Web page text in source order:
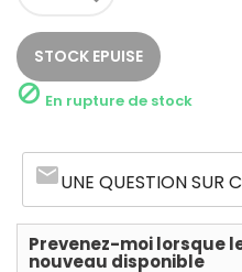
STOCK EPUISE
 En rupture de stock
emailUNE QUESTION SUR
Prevenez-moi lorsque
nouveau disponible